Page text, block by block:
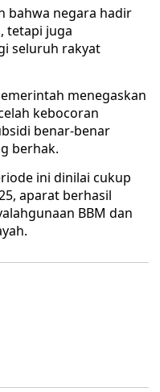
bahwa negara hadir
tetapi juga
seluruh rakyat
menegaskan
kebocoran
benar-benar
berhak.
ini dinilai cukup
aparat berhasil
BBM dan